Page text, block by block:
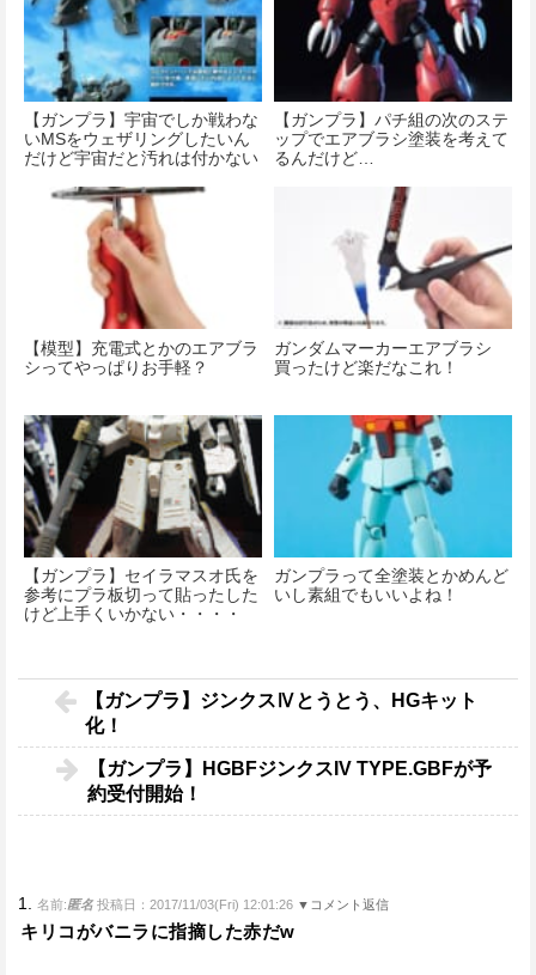
【ガンプラ】宇宙でしか戦わな
いMSをウェザリングしたいん
だけど宇宙だと汚れは付かない
【ガンプラ】パチ組の次のステ
ップでエアブラシ塗装を考えて
るんだけど…
【模型】充電式とかのエアブラ
シってやっぱりお手軽？
ガンダムマーカーエアブラシ
買ったけど楽だなこれ！
【ガンプラ】セイラマスオ氏を
参考にプラ板切って貼ったした
けど上手くいかない・・・・
ガンプラって全塗装とかめんど
いし素組でもいいよね！
【ガンプラ】ジンクスⅣとうとう、HGキット
化！
【ガンプラ】HGBFジンクスIV TYPE.GBFが予
約受付開始！
1. 名前:匿名 投稿日：2017/11/03(Fri) 12:01:26 ▼コメント返信
キリコがバニラに指摘した赤だw